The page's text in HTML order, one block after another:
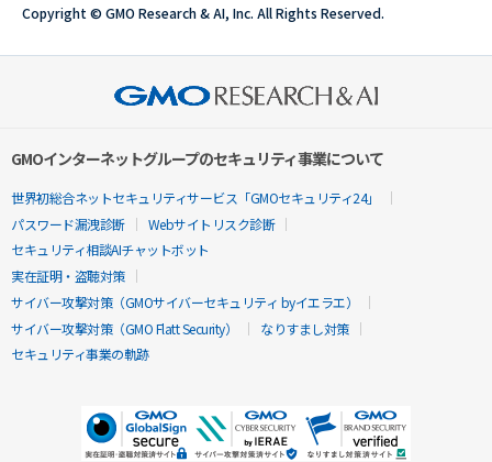
Copyright © GMO Research & AI, Inc. All Rights Reserved.
GMOインターネットグループのセキュリティ事業について
世界初総合ネットセキュリティサービス「GMOセキュリティ24」
パスワード漏洩診断
Webサイトリスク診断
セキュリティ相談AIチャットボット
実在証明・盗聴対策
サイバー攻撃対策（GMOサイバーセキュリティ byイエラエ）
サイバー攻撃対策（GMO Flatt Security）
なりすまし対策
セキュリティ事業の軌跡